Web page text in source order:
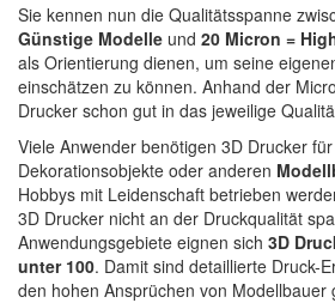
Sie kennen nun die Qualitätsspanne
Günstige Modelle und 20 Micron =
als Orientierung dienen, um seine
einschätzen zu können. Anhand der
Drucker schon gut in das jeweilige
Viele Anwender benötigen 3D Drucker
Dekorationsobjekte oder anderen
Hobbys mit Leidenschaft betrieben
3D Drucker nicht an der Druckqualität
Anwendungsgebiete eignen sich 3D
unter 100. Damit sind detaillierte Druck-
den hohen Ansprüchen von Modellbauer